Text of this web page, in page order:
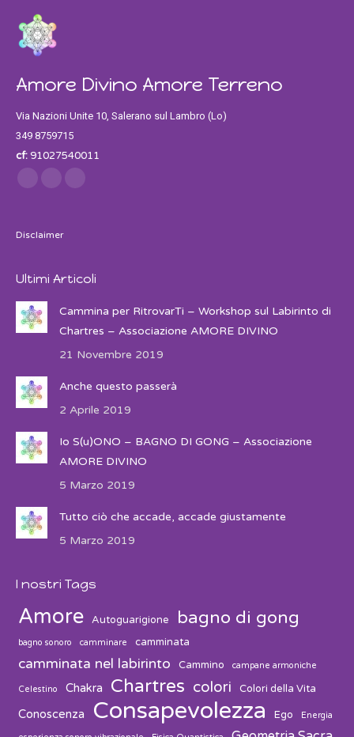
Amore Divino Amore Terreno
Via Nazioni Unite 10, Salerano sul Lambro (Lo)
349 8759715
cf:91027540011
Find us on:
Facebook
TwitterInstagram
Disclaimer
Ultimi Articoli
Cammina per RitrovarTi – Workshop sul Labirinto di
Chartres – Associazione AMORE DIVINO
21 Novembre 2019
Anche questo passerà
2 Aprile 2019
Io S(u)ONO – BAGNO DI GONG – Associazione
AMORE DIVINO
5 Marzo 2019
Tutto ciò che accade, accade giustamente
5 Marzo 2019
I nostri Tags
Amore Autoguarigione bagno di gong
bagno sonoro camminare camminata
camminata nel labirinto Cammino campane armoniche
Celestino Chakra Chartres colori Colori della Vita
Conoscenza Consapevolezza Ego Energia